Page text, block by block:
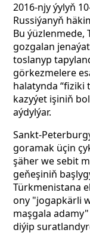
2016-njy ýylyň
Russiýanyň
Bu ýüzlenmede,
gozgalan
toslanyp
görkezmelere
halatynda “fiziki
kazyýet işiniň
aýdylýar.
Sankt-
goramak üçin
şäher we sebit
geňeşiniň
Türkmenistana
ony "jogapkärli
maşgala
diýip